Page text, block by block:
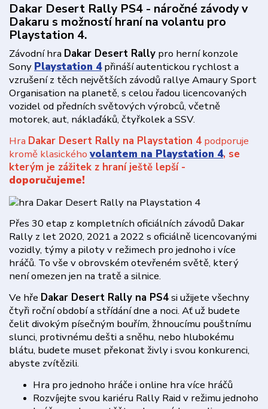
Dakar Desert Rally PS4 - náročné závody v
Dakaru s možností hraní na volantu pro
Playstation 4.
Závodní hra Dakar Desert Rally pro herní konzole
Sony Playstation 4přináší autentickou rychlost a
vzrušení z těch největších závodů rallye Amaury Sport
Organisation na planetě, s celou řadou licencovaných
vozidel od předních světových výrobců, včetně
motorek, aut, náklaďáků, čtyřkolek a SSV.
Hra Dakar Desert Rally na Playstation 4 podporuje
kromě klasickéhovolantem na Playstation 4, se
kterým je zážitek z hraní ještě lepší -
doporučujeme!
Přes 30 etap z kompletních oficiálních závodů Dakar
Rally z let 2020, 2021 a 2022 s oficiálně licencovanými
vozidly, týmy a piloty v režimech pro jednoho i více
hráčů. To vše v obrovském otevřeném světě, který
není omezen jen na tratě a silnice.
Ve hře Dakar Desert Rally na PS4si užijete všechny
čtyři roční období a střídání dne a noci. Ať už budete
čelit divokým písečným bouřím, žhnoucímu pouštnímu
slunci, protivnému dešti a sněhu, nebo hlubokému
blátu, budete muset překonat živly i svou konkurenci,
abyste zvítězili.
Hra pro jednoho hráče i online hra více hráčů
Rozvíjejte svou kariéru Rally Raid v režimu jednoho